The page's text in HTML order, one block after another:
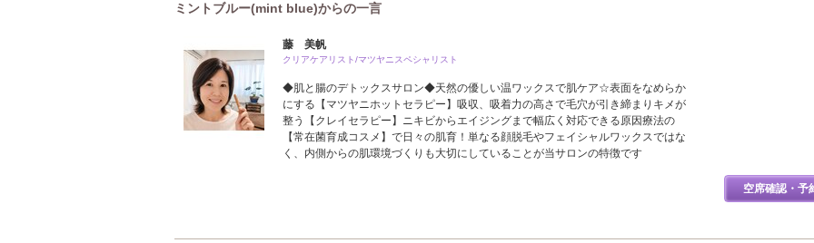
ミントブルー(mint blue)からの一言
藤 美帆
クリアケアリスト/マツヤニスペシャリスト
◆肌と腸のデトックスサロン◆天然の優しい温ワックスで肌ケア☆表面をなめらか
にする【マツヤニホットセラピー】吸収、吸着力の高さで毛穴が引き締まりキメが
整う【クレイセラピー】ニキビからエイジングまで幅広く対応できる原因療法の
【常在菌育成コスメ】で日々の肌育！単なる顔脱毛やフェイシャルワックスではな
く、内側からの肌環境づくりも大切にしていることが当サロンの特徴です
空席確認・予